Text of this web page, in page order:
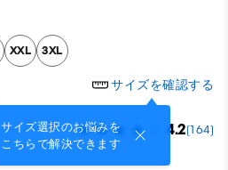
XXL 3XL
サイズを確認する
サイズ選択のお悩みを
こちらで解決できます
4.2(164)